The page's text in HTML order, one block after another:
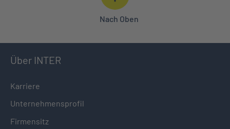
Nach Oben
Über INTER
Karriere
Unternehmensprofil
Firmensitz